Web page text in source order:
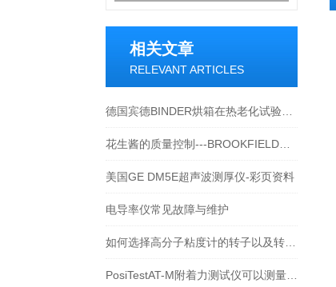
相关文章
RELEVANT ARTICLES
美国GE DM5E超声波测厚仪-彩页资料
电导率仪常见故障与维护